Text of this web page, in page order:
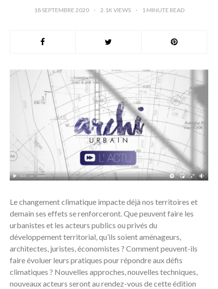
18 SEPTEMBRE 2020 2.1K VIEWS 1 MINUTE READ
Le changement climatique impacte déjà nos territoires et
demain ses effets se renforceront. Que peuvent faire les
urbanistes et les acteurs publics ou privés du
développement territorial, qu’ils soient aménageurs,
architectes, juristes, économistes ? Comment peuvent-ils
faire évoluer leurs pratiques pour répondre aux défis
climatiques ? Nouvelles approches, nouvelles techniques,
nouveaux acteurs seront au rendez-vous de cette édition